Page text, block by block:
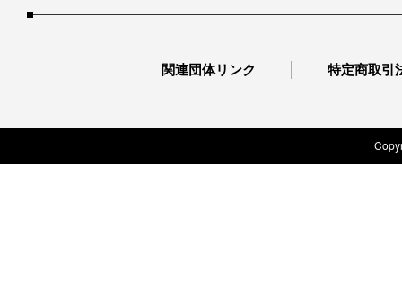
関連団体リンク 特定商取引